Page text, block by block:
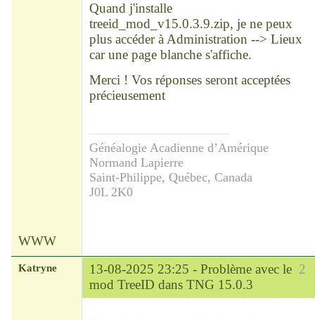
Quand j'installe
treeid_mod_v15.0.3.9.zip, je ne peux
plus accéder à Administration --> Lieux
car une page blanche s'affiche.
Merci ! Vos réponses seront acceptées
précieusement
Généalogie Acadienne d’Amérique
Normand Lapierre
Saint-Philippe, Québec, Canada
J0L 2K0
WWW
2
Katryne 13-08-2025 23:25 - Problème avec le
mod TreeID dans TNG 15.0.3